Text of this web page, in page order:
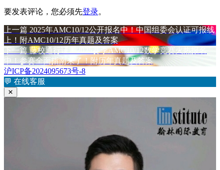
要发表评论，您必须先登录。
文
章
导
航
上一篇 上
篇
文
章：
2025年AMC10/12公开报名中！中国组委会认证可报线
上！附AMC10/12历年真题及答案
下一篇 下
篇
文
章：
藤校通行证！2025赛季AMC10/12数学竞赛火热报名
中！参赛全面指南来了！附历年真题及答案
沪ICP备2024095673号-8
💬 在线客服
✕